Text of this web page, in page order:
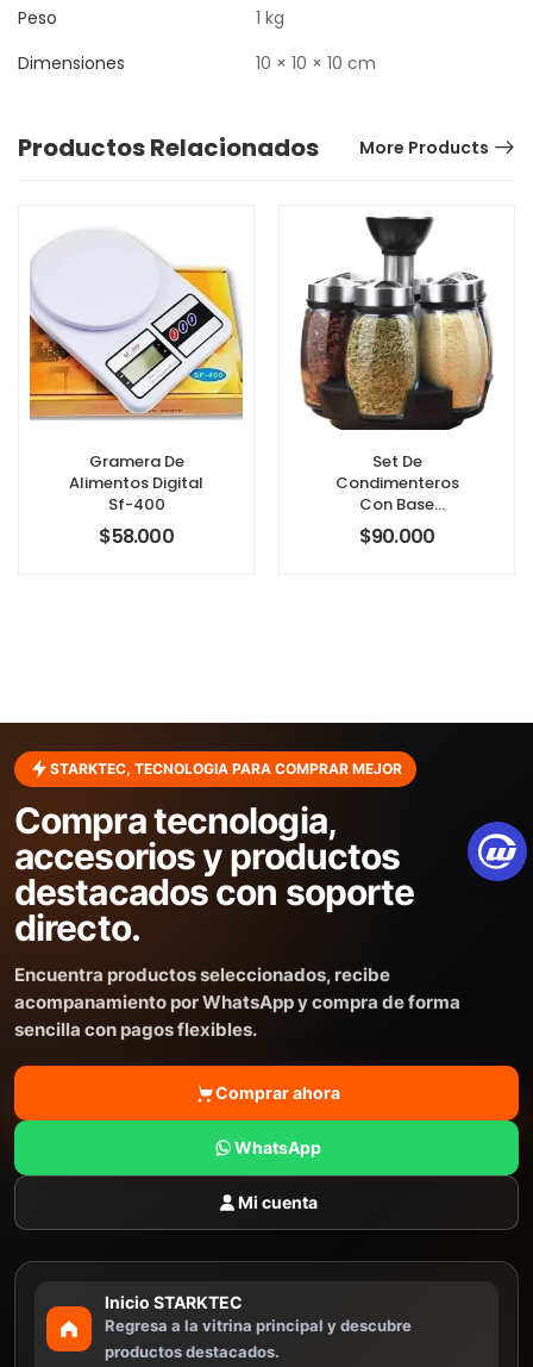
Peso
1 kg
Dimensiones
10 × 10 × 10 cm
Productos Relacionados More Products
Gramera De
Alimentos Digital
Sf-400
$58.000
Set De
Condimenteros
Con Base
Giratoria
$90.000
STARKTEC, TECNOLOGIA PARA COMPRAR MEJOR
Compra tecnologia,
accesorios y productos
destacados con soporte
directo.
Encuentra productos seleccionados, recibe
acompanamiento por WhatsApp y compra de forma
sencilla con pagos flexibles.
Comprar ahora
WhatsApp
Mi cuenta
Inicio STARKTEC
Regresa a la vitrina principal y descubre
productos destacados.